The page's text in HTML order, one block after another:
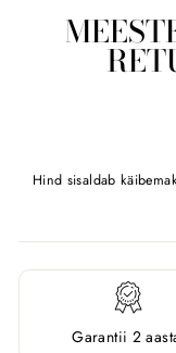
Hind sisaldab
Garantii 2